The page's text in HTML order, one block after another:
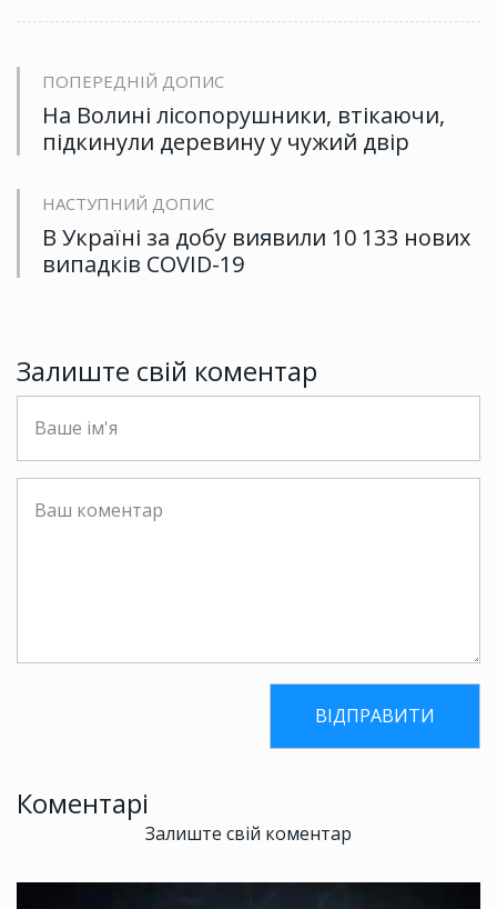
ПОПЕРЕДНІЙ ДОПИС
На Волині лісопорушники, втікаючи,
підкинули деревину у чужий двір
НАСТУПНИЙ ДОПИС
В Україні за добу виявили 10 133 нових
випадків COVID-19
Залиште свій коментар
Коментарі
Залиште свій коментар